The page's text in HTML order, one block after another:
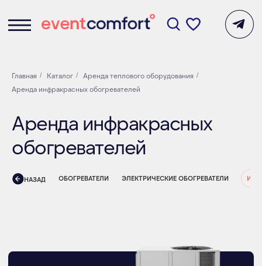
Главная / Каталог / Аренда теплового оборудования /
Аренда инфракрасных обогревателей
Аренда инфракрасных
обогревателей
НАЗАД ОБОГРЕВАТЕЛИ ЭЛЕКТРИЧЕСКИЕ ОБОГРЕВАТЕЛИ